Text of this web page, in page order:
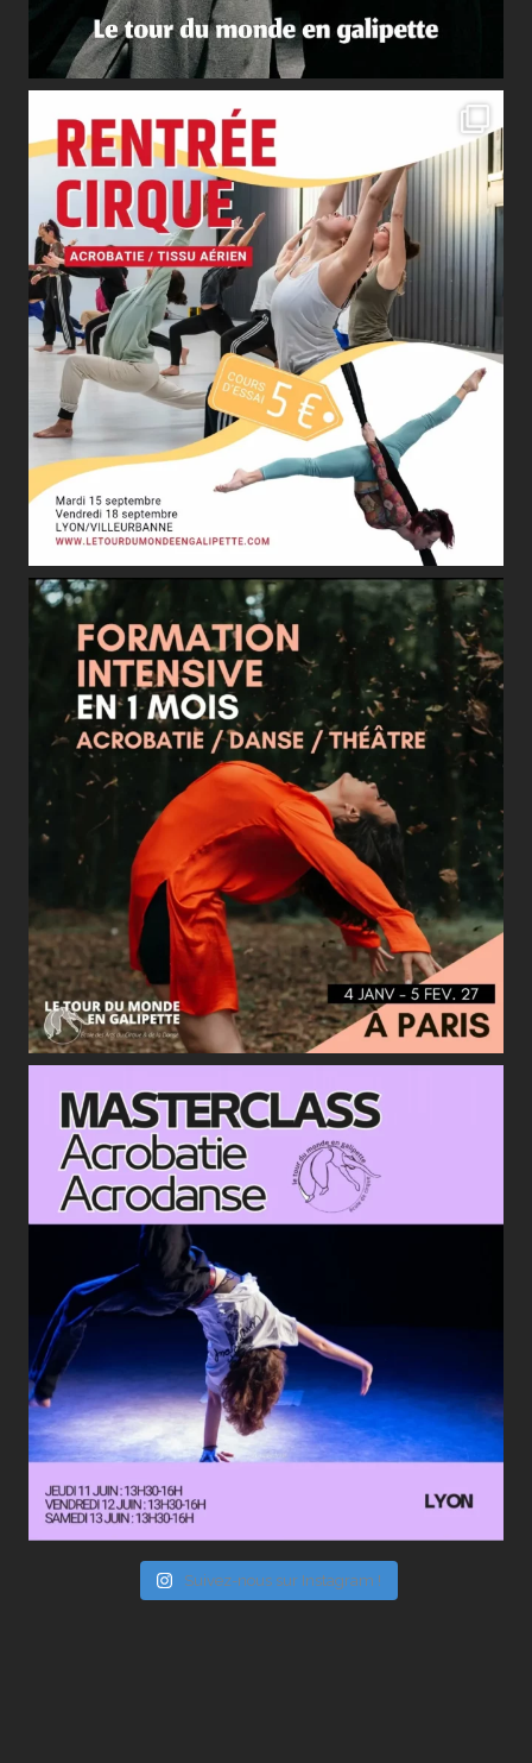
Suivez-nous sur Instagram !